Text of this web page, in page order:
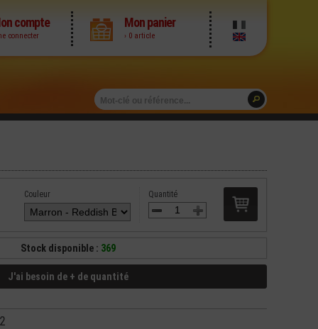
compte
connecter
Mon panier
› 0 article
Quantité
Couleur
Stock disponible : 369
J'ai besoin de + de quantité